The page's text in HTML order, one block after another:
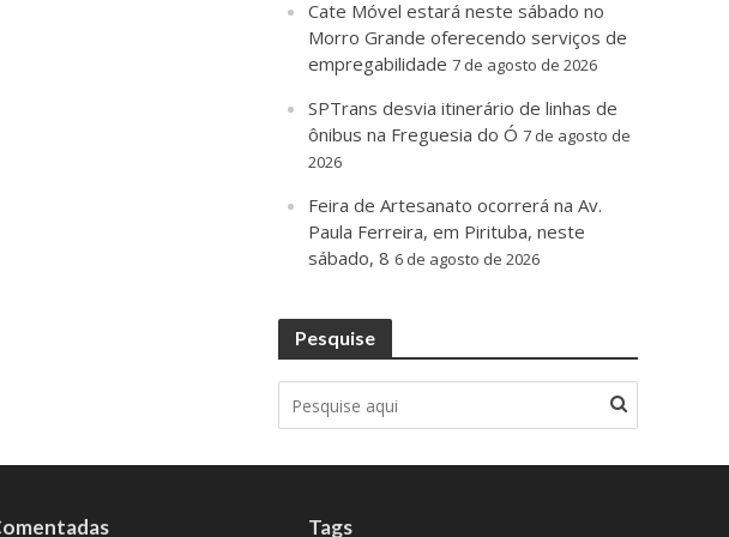
Cate Móvel estará neste sábado no
Morro Grande oferecendo serviços de
empregabilidade 7 de agosto de 2026
SPTrans desvia itinerário de linhas de
ônibus na Freguesia do Ó 7 de agosto de
2026
Feira de Artesanato ocorrerá na Av.
Paula Ferreira, em Pirituba, neste
sábado, 8 6 de agosto de 2026
Pesquise
Tags